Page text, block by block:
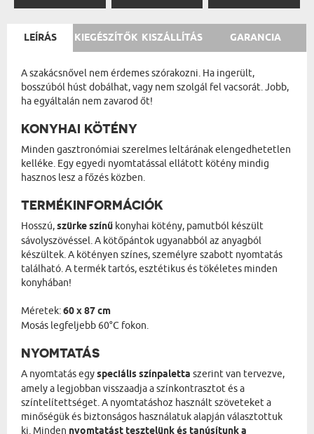
LEÍRÁS KIEGÉSZÍTŐK KISZÁLLÍTÁS GARANCIA
A szakácsnővel nem érdemes szórakozni. Ha ingerült,
bosszúból húst dobálhat, vagy nem szolgál fel vacsorát. Jobb,
ha egyáltalán nem zavarod őt!
KONYHAI KÖTÉNY
Minden gasztronómiai szerelmes leltárának elengedhetetlen
kelléke. Egy egyedi nyomtatással ellátott kötény mindig
hasznos lesz a főzés közben.
TERMÉKINFORMÁCIÓK
Hosszú,szürke színű konyhai kötény, pamutból készült
sávolyszövéssel. A kötőpántok ugyanabból az anyagból
készültek. A kötényen színes, személyre szabott nyomtatás
található. A termék tartós, esztétikus és tökéletes minden
konyhában!
Méretek:60 x 87 cm
Mosás legfeljebb 60°C fokon.
NYOMTATÁS
A nyomtatás egyspeciális színpaletta szerint van tervezve,
amely a legjobban visszaadja a színkontrasztot és a
színtelítettséget. A nyomtatáshoz használt szöveteket a
minőségük és biztonságos használatuk alapján választottuk
ki. Minden nyomtatást tesztelünk és tanúsítunk a